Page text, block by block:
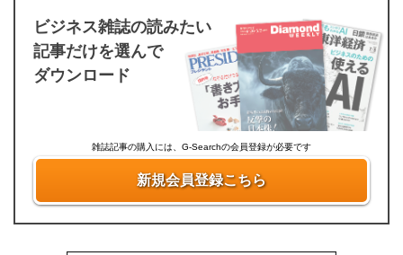
ビジネス雑誌の読みたい
記事だけを選んで
ダウンロード
雑誌記事の購入には、G-Searchの会員登録が必要です
新規会員登録こちら